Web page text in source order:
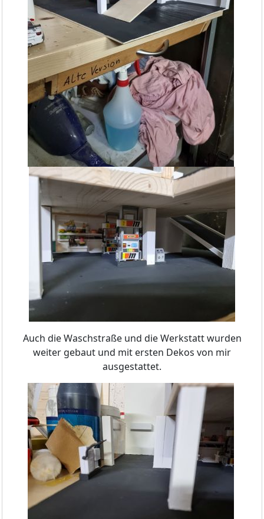
Auch die Waschstraße und die Werkstatt wurden
weiter gebaut und mit ersten Dekos von mir
ausgestattet.